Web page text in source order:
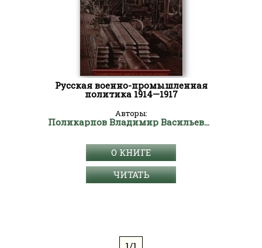
Русская военно-промышленная
политика 1914—1917
Авторы:
Поликарпов Владимир Васильевич
О КНИГЕ
ЧИТАТЬ